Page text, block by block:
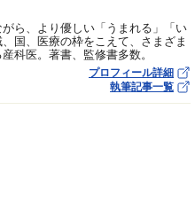
ら、より優しい「うまれる」「い
国、医療の枠をこえて、さまざま
科医。著書、監修書多数。
プロフィール詳細
執筆記事一覧